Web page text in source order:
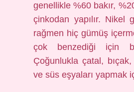
genellikle %60 bakır,
çinkodan yapılır. Nikel
rağmen hiç gümüş
çok benzediği için
Çoğunlukla çatal, bıçak,
ve süs eşyaları yapmak